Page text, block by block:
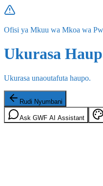
Ofisi ya Mkuu wa Mkoa wa
Ukurasa
Ukurasa unaoutafuta haupo.
Rudi Nyumbani
Ask GWF AI Assistant